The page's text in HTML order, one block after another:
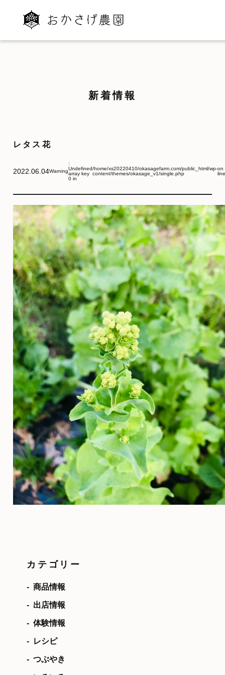
新着情報
レタス花
2022.06.04Warning
:
Undefined
array key
0 in
/home/xs20220410/okasagefarm.com/public_html/wp-
content/themes/okasage_v1/single.php
on
カテゴリー
商品情報
出店情報
体験情報
レシピ
つぶやき